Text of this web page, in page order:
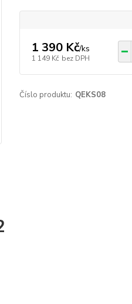
1 390 Kč/ks
1 149 Kč bez DPH
Číslo produktu: QEKS08